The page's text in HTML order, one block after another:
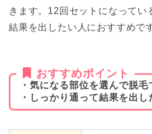
きます。12回セットになってい
結果を出したい人におすすめで
おすすめポイント
・気になる部位を選んで脱毛
・しっかり通って結果を出し